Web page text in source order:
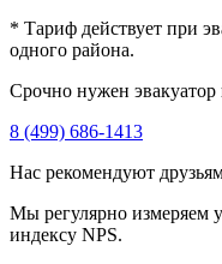
* Тариф действует при
одного района.
Срочно нужен
8 (499) 686-1413
Нас рекомендуют
Мы регулярно измеряем
индексу NPS.